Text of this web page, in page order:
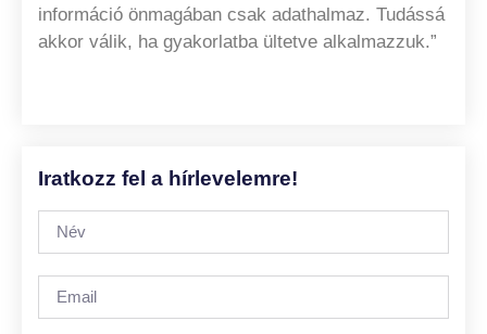
információ önmagában csak adathalmaz. Tudássá
akkor válik, ha gyakorlatba ültetve alkalmazzuk.”
Iratkozz fel a hírlevelemre!